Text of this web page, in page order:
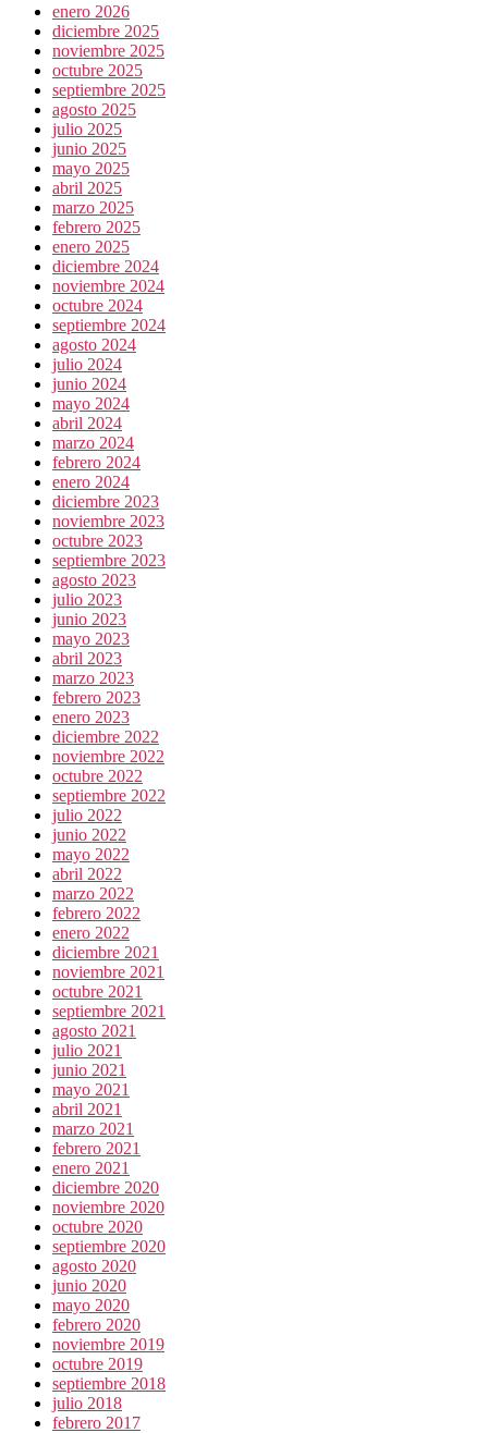
enero 2026
diciembre 2025
noviembre 2025
octubre 2025
septiembre 2025
agosto 2025
julio 2025
junio 2025
mayo 2025
abril 2025
marzo 2025
febrero 2025
enero 2025
diciembre 2024
noviembre 2024
octubre 2024
septiembre 2024
agosto 2024
julio 2024
junio 2024
mayo 2024
abril 2024
marzo 2024
febrero 2024
enero 2024
diciembre 2023
noviembre 2023
octubre 2023
septiembre 2023
agosto 2023
julio 2023
junio 2023
mayo 2023
abril 2023
marzo 2023
febrero 2023
enero 2023
diciembre 2022
noviembre 2022
octubre 2022
septiembre 2022
julio 2022
junio 2022
mayo 2022
abril 2022
marzo 2022
febrero 2022
enero 2022
diciembre 2021
noviembre 2021
octubre 2021
septiembre 2021
agosto 2021
julio 2021
junio 2021
mayo 2021
abril 2021
marzo 2021
febrero 2021
enero 2021
diciembre 2020
noviembre 2020
octubre 2020
septiembre 2020
agosto 2020
junio 2020
mayo 2020
febrero 2020
noviembre 2019
octubre 2019
septiembre 2018
julio 2018
febrero 2017